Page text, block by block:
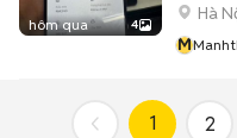
hôm qua 4
Hà
M
1 2